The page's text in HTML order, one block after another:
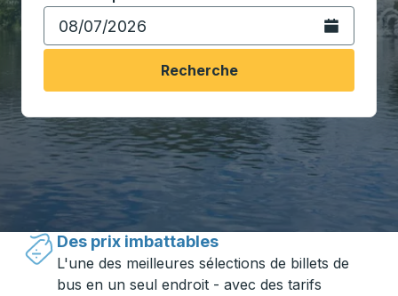
Ouvrez le
Recherche
Voyager en toute simplicité avec
Trailways
Des prix imbattables
L'une des meilleures sélections de billets de
bus en un seul endroit - avec des tarifs